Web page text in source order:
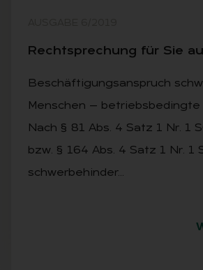
Recht­spre­chung für Sie
Beschäftigungsanspruch
Menschen — betriebsbedingte
Nach § 81 Abs. 4 Satz 1 Nr. 1
bzw. § 164 Abs. 4 Satz 1 Nr. 1
schwerbehinder…